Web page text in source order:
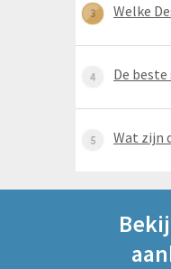
Welke
De
Wat zijn